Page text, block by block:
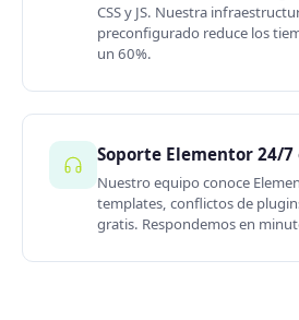
CSS y JS. Nuestra
preconfigurado reduce los
un 60%.
Soporte Elementor 24/7
Nuestro equipo conoce
templates, conflictos de
gratis. Respondemos en